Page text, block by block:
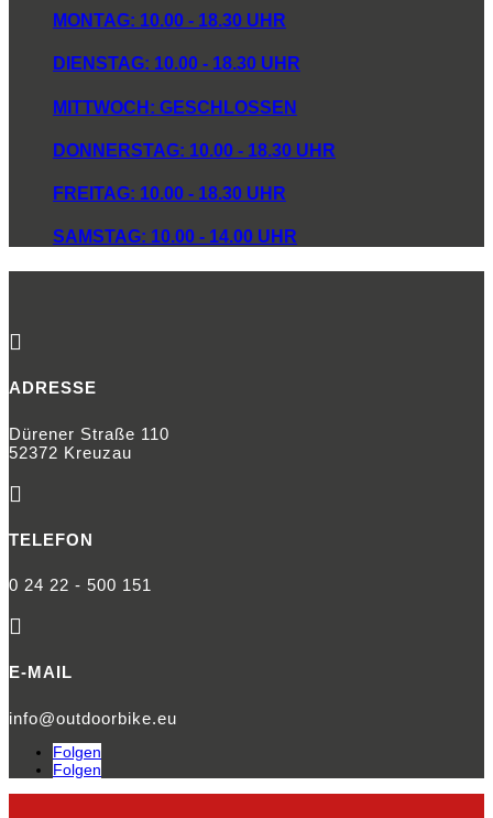
MONTAG: 10.00 - 18.30 UHR
DIENSTAG: 10.00 - 18.30 UHR
MITTWOCH: GESCHLOSSEN
DONNERSTAG: 10.00 - 18.30 UHR
FREITAG: 10.00 - 18.30 UHR
SAMSTAG: 10.00 - 14.00 UHR

ADRESSE
Dürener Straße 110
52372 Kreuzau

TELEFON
0 24 22 - 500 151

E-MAIL
info@outdoorbike.eu
Folgen
Folgen